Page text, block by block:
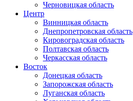
Черновицкая область
Центр
Винницкая область
Днепропетровская область
Кировоградская область
Полтавская область
Черкасская область
Восток
Донецкая область
Запорожская область
Луганская область